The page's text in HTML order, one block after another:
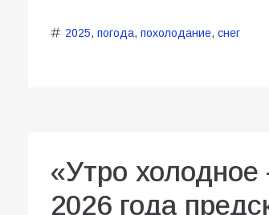
2025, погода, похолодание, снег
«Утро
2026 года